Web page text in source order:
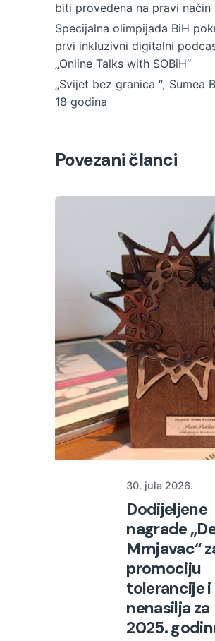
biti provedena na pravi način
Specijalna olimpijada BiH
prvi inkluzivni digitalni
„Online Talks with SOBiH“
„Svijet bez granica “, Sumea
18 godina
Povezani članci
30. jula 2026.
Dodijeljene
nagrade
Mrnjavac“
promociju
tolerancije i
nenasilja za
2025.